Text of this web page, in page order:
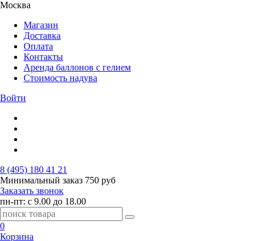
Москва
Магазин
Доставка
Оплата
Контакты
Аренда баллонов с гелием
Стоимость надува
Войти
8 (495) 180 41 21
Минимальный заказ 750 руб
Заказать звонок
пн-пт: с 9.00 до 18.00
0
Корзина